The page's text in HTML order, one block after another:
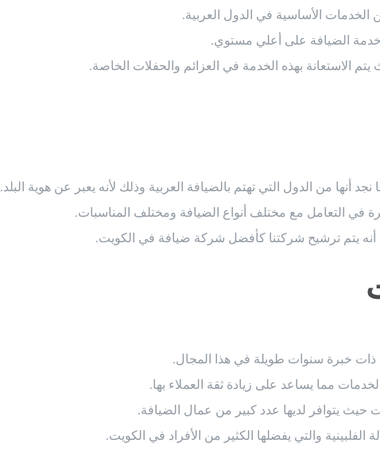
الخدمات الأساسية في الدول العربية.
خدمة الضيافة على أعلي مستوي.
الاستعانة بهذه الخدمة في العزائم والحفلات الخاصة.
أنها من الدول التي تهتم بالضيافة العربية وذلك لأنه يعبر عن هوية البلد.
التعامل مع مختلف أنواع الضيافة ومختلف المناسبات.
يتم ترشيح شركتنا كأفضل شركة ضيافة في الكويت.
خبرة سنوات طويلة في هذا المجال.
مما يساعد على زيادة ثقة العملاء بها.
حيث يتوافر لديها عدد كبير من عمال الضيافة.
والتي يفضلها الكثير من الأفراد في الكويت.